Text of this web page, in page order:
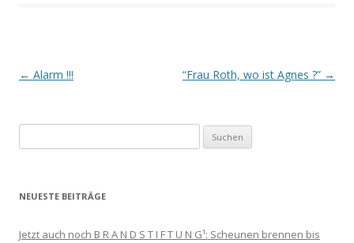
Beitrags-
← Alarm !!! “Frau Roth, wo ist Agnes ?” →
nach:
NEUESTE BEITRÄGE
Jetzt auch noch B R A N D S T I F T U N G¹: Scheunen brennen bis